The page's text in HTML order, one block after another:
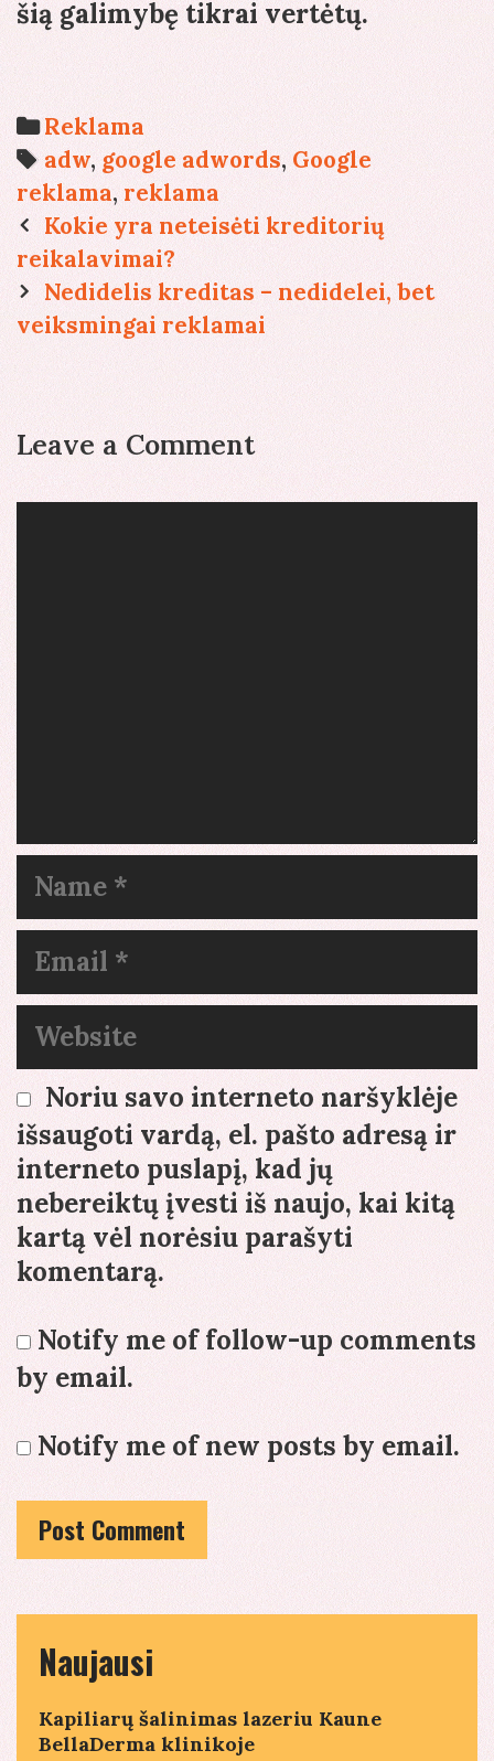
šią galimybę tikrai vertėtų.
Categories
Reklama
Tags
adw,google adwords, Google
reklama, reklama
Post
navigation
Kokie yra neteisėti kreditorių
reikalavimai?
Nedidelis kreditas – nedidelei, bet
veiksmingai reklamai
Leave a Comment
Name
Email
Website
Noriu savo interneto naršyklėje
išsaugoti vardą, el. pašto adresą ir
interneto puslapį, kad jų
nebereiktų įvesti iš naujo, kai kitą
kartą vėl norėsiu parašyti
komentarą.
Notify me of follow-up comments
by email.
Notify me of new posts by email.
Naujausi
Kapiliarų šalinimas lazeriu Kaune
BellaDerma klinikoje